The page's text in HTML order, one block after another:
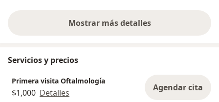
Mostrar más detalles
sobre la experiencia
Servicios y precios
Primera visita Oftalmología
$1,000 Detalles Agendar cita